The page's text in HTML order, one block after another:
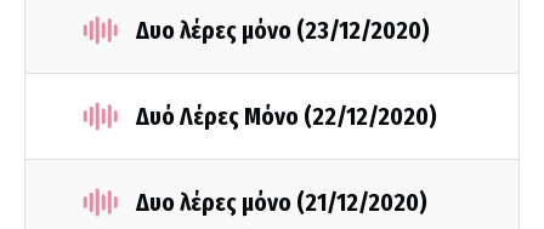
Δυο λέρες μόνο (23/12/2020)
Δυό Λέρες Μόνο (22/12/2020)
Δυο λέρες μόνο (21/12/2020)